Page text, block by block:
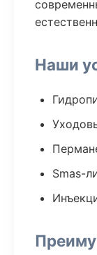
Наши
Smas-